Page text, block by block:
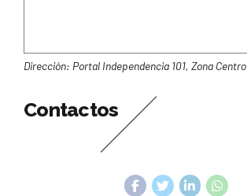
Dirección: Portal Independencia 101, Zona Centro
Contactos